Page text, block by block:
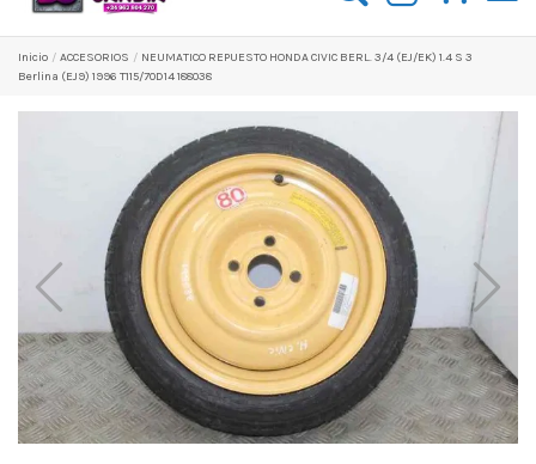
Inicio ACCESORIOS
NEUMATICO REPUESTO HONDA CIVIC BERL. 3/4 (EJ/EK) 1.4 S 3
Berlina (EJ9) 1996 T115/70D14 188038